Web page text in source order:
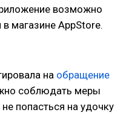
возможно
магазине AppStore.
на обращение
соблюдать меры
попасться на удочку